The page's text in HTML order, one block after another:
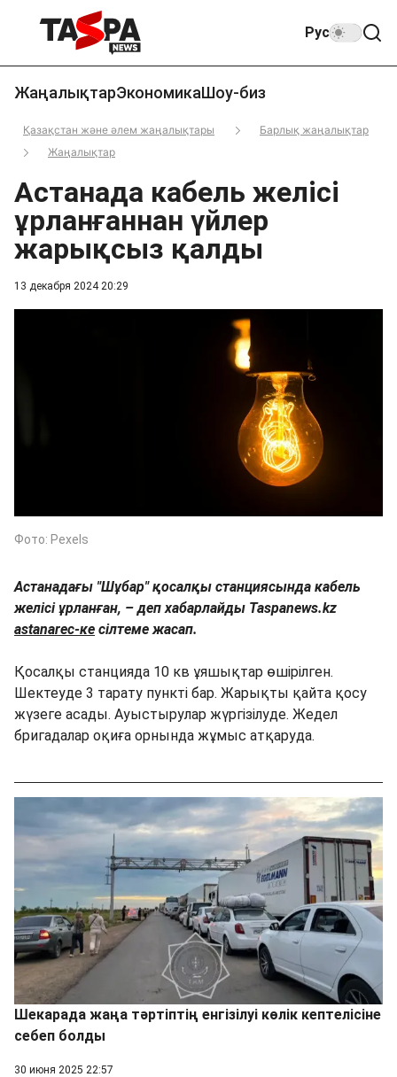
Рус
ЖаңалықтарЭкономикаШоу-биз
Қазақстан және әлем жаңалықтары
Барлық жаңалықтар
Жаңалықтар
13 декабря 2024 20:29
Астанада кабель желісі
ұрланғаннан үйлер
жарықсыз қалды
Фото: Pexels
Астанадағы "Шұбар" қосалқы станциясында кабель
желісі ұрланған, – деп хабарлайды Taspanews.kz
astanarec-ке сілтеме жасап.
Қосалқы станцияда 10 кв ұяшықтар өшірілген.
Шектеуде 3 тарату пункті бар. Жарықты қайта қосу
жүзеге асады. Ауыстырулар жүргізілуде. Жедел
бригадалар оқиға орнында жұмыс атқаруда.
Шекарада жаңа тәртіптің енгізілуі көлік кептелісіне
себеп болды
30 июня 2025 22:57